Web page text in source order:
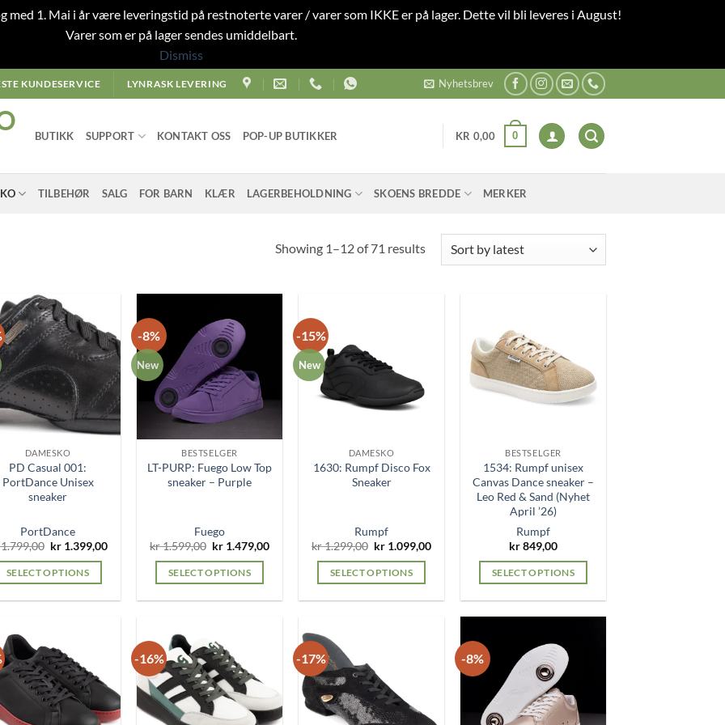
med 1. Mai i år være leveringstid på restnoterte varer / varer som IKKE er på lager. Dette vil bli leveres i August!
Varer som er på lager sendes umiddelbart.
Dismiss
KUNDESERVICE LYNRASK LEVERING Nyhetsbrev
BUTIKK SUPPORT KONTAKT OSS POP-UP BUTIKKER KR 0,00 0
TILBEHØR SALG FOR BARN KLÆR LAGERBEHOLDNING SKOENS BREDDE MERKER
Showing 1–12 of 71 resultsSorted
DAMESKO
PD Casual 001:
PortDance Unisex
sneaker
PortDance
Original
was:
kr 1.799,00.
kr 1.399,00Current
SELECT OPTIONS
multiple
variants.
The
options
-8%
New
BESTSELGER
LT-PURP: Fuego Low Top
sneaker – Purple
Fuego
kr1.599,00 Original
was:
kr 1.599,00.
kr 1.479,00Current
SELECT OPTIONS
multiple
variants.
The
options
-15%
New
DAMESKO
1630: Rumpf Disco Fox
Sneaker
Rumpf
kr1.299,00 Original
was:
kr 1.299,00.
kr 1.099,00Current
SELECT OPTIONS
variants.
The
options
BESTSELGER
1534: Rumpf unisex
Canvas Dance sneaker –
Leo Red & Sand (Nyhet
April ’26)
Rumpf
kr849,00
SELECT OPTIONS
multiple
variants.
The
options
-16% -17% -8%